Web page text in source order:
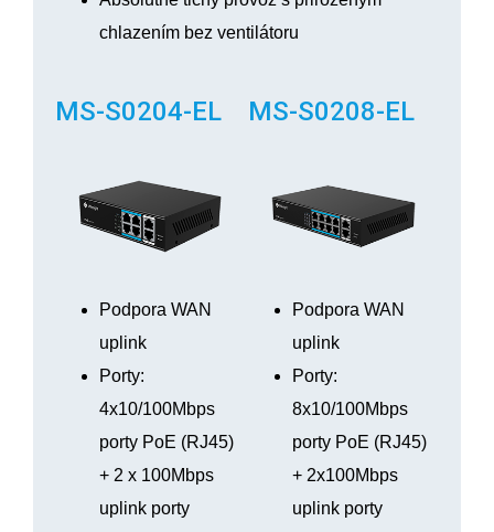
chlazením bez ventilátoru
MS-S0204-EL
Podpora WAN
uplink
Porty:
4x10/100Mbps
porty PoE (RJ45)
+ 2 x 100Mbps
uplink porty
MS-S0208-EL
Podpora WAN
uplink
Porty:
8x10/100Mbps
porty PoE (RJ45)
+ 2x100Mbps
uplink porty